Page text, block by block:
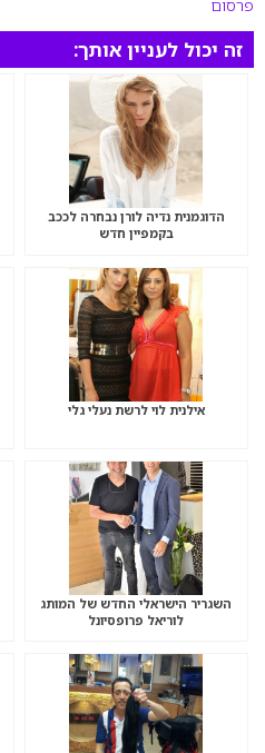
פרסום
זה יכול לעניין אותך:
הדוגמנית נדיה לורן נבחרה לככב
בקמפיין חדש
אילנית לוי לרשת נעלי גלי
השגריר הישראלי החדש של המותג
לוריאל פרופסיונל